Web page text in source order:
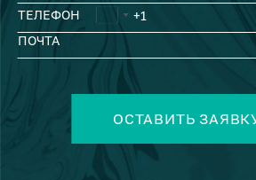
ТЕЛЕФОН
ПОЧТА
ОСТАВИТЬ